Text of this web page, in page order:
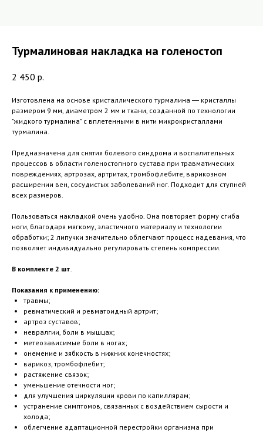
Турмалиновая накладка на голеностоп
2 450 р.
Изготовлена на основе кристаллического турмалина ― кристаллы
размером 9 мм, диаметром 2 мм и ткани, созданной по технологии
"жидкого турмалина" с вплетенными в нити микрокристаллами
турмалина.
Предназначена для снятия болевого синдрома и воспалительных
процессов в области голеностопного сустава при травматических
повреждениях, артрозах, артритах, тромбофлебите, варикозном
расширении вен, сосудистых заболеваний ног. Подходит для ступней
всех размеров.
Пользоваться накладкой очень удобно. Она повторяет форму сгиба
ноги, благодаря мягкому, эластичного материалу и технологии
обработки; 2 липучки значительно облегчают процесс надевания, что
позволяет индивидуально регулировать степень компрессии.
В комплекте 2 шт
Показания к применению:
травмы;
ревматический и ревматоидный артрит;
артроз суставов;
невралгии, боли в мышцах;
метеозависимые боли в ногах;
онемение и зябкость в нижних конечностях;
варикоз, тромбофлебит;
растяжение связок;
уменьшение отечности ног;
для улучшения циркуляции крови по капиллярам;
устранение симптомов, связанных с воздействием сырости и
холода;
облегчение адаптационной перестройки организма при